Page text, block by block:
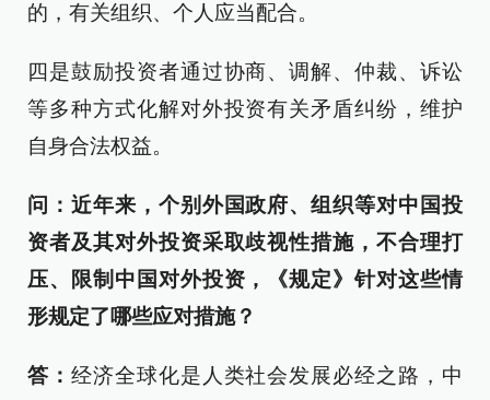
的，有关组织、个人应当配合。
四是鼓励投资者通过协商、调解、仲裁、诉讼
等多种方式化解对外投资有关矛盾纠纷，维护
自身合法权益。
问：近年来，个别外国政府、组织等对中国投
资者及其对外投资采取歧视性措施，不合理打
压、限制中国对外投资，《规定》针对这些情
形规定了哪些应对措施？
答： 经济全球化是人类社会发展必经之路，中